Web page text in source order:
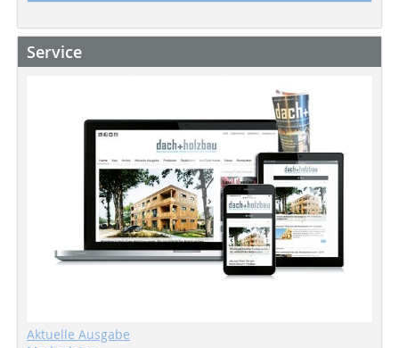
Service
Aktuelle Ausgabe